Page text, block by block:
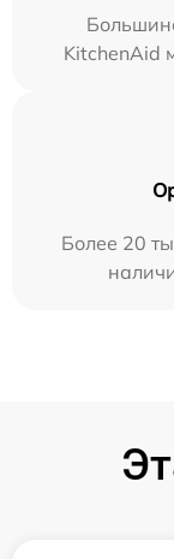
KitchenAid
Более 20